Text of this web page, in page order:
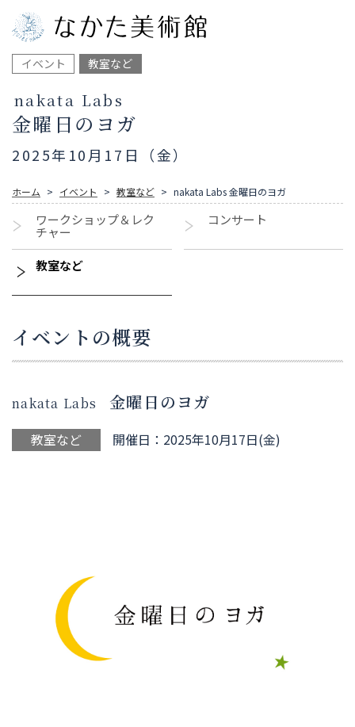
イベント 教室など
nakata Labs
金曜日のヨガ
2025年10月17日（金）
ホーム イベント 教室など nakata Labs 金曜日のヨガ
ワークショップ＆レク
チャー
コンサート
教室など
イベントの概要
nakata Labs 金曜日のヨガ
教室など 開催日：2025年10月17日(金)